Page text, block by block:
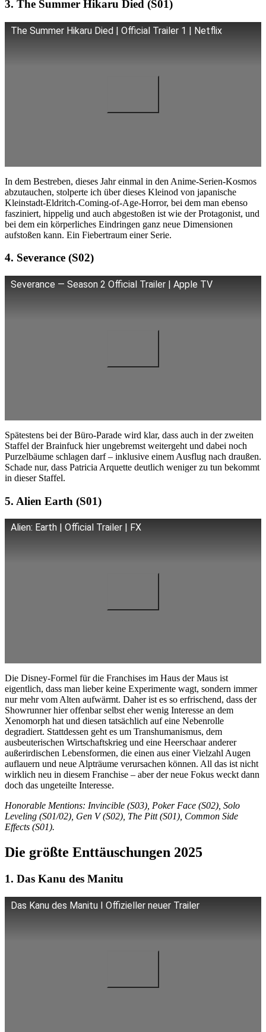
3. The Summer Hikaru Died (S01)
The Summer Hikaru Died | Official Trailer 1 | Netflix
In dem Bestreben, dieses Jahr einmal in den Anime-Serien-Kosmos
abzutauchen, stolperte ich über dieses Kleinod von japanische
Kleinstadt-Eldritch-Coming-of-Age-Horror, bei dem man ebenso
fasziniert, hippelig und auch abgestoßen ist wie der Protagonist, und
bei dem ein körperliches Eindringen ganz neue Dimensionen
aufstoßen kann. Ein Fiebertraum einer Serie.
4. Severance (S02)
Severance — Season 2 Official Trailer | Apple TV
Spätestens bei der Büro-Parade wird klar, dass auch in der zweiten
Staffel der Brainfuck hier ungebremst weitergeht und dabei noch
Purzelbäume schlagen darf – inklusive einem Ausflug nach draußen.
Schade nur, dass Patricia Arquette deutlich weniger zu tun bekommt
in dieser Staffel.
5. Alien Earth (S01)
Alien: Earth | Official Trailer | FX
Die Disney-Formel für die Franchises im Haus der Maus ist
eigentlich, dass man lieber keine Experimente wagt, sondern immer
nur mehr vom Alten aufwärmt. Daher ist es so erfrischend, dass der
Showrunner hier offenbar selbst eher wenig Interesse an dem
Xenomorph hat und diesen tatsächlich auf eine Nebenrolle
degradiert. Stattdessen geht es um Transhumanismus, dem
ausbeuterischen Wirtschaftskrieg und eine Heerschaar anderer
außerirdischen Lebensformen, die einen aus einer Vielzahl Augen
auflauern und neue Alpträume verursachen können. All das ist nicht
wirklich neu in diesem Franchise – aber der neue Fokus weckt dann
doch das ungeteilte Interesse.
Honorable Mentions: Invincible (S03), Poker Face (S02), Solo
Leveling (S01/02), Gen V (S02), The Pitt (S01), Common Side
Effects (S01).
Die größte Enttäuschungen 2025
1. Das Kanu des Manitu
Das Kanu des Manitu I Offizieller neuer Trailer